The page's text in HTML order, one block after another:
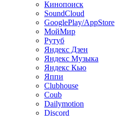
Кинопоиск
SoundCloud
GooglePlay/AppStore
МойМир
Рутуб
Яндекс Дзен
Яндекс Музыка
Яндекс Кью
Яппи
Clubhouse
Coub
Dailymotion
Discord